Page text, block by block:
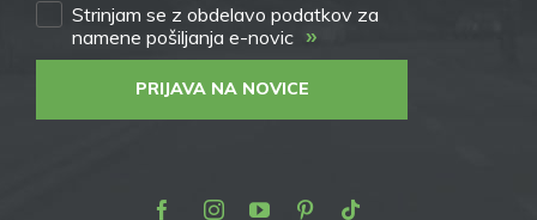
Strinjam se z obdelavo podatkov za
namene pošiljanja e-novic »
PRIJAVA NA NOVICE
FacebookInstagram
YoutubePinterest